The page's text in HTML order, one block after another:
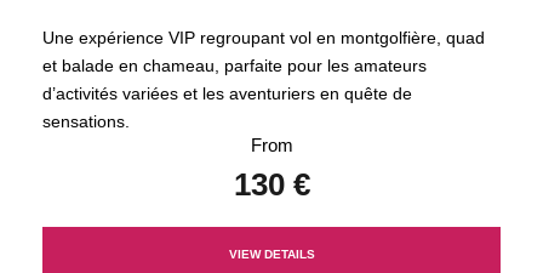
Une expérience VIP regroupant vol en montgolfière, quad
et balade en chameau, parfaite pour les amateurs
d’activités variées et les aventuriers en quête de
sensations.
From
130 €
VIEW DETAILS